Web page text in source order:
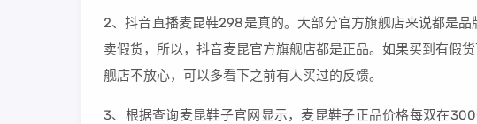
2、抖音直播麦昆鞋298是真的。大部分官方旗舰店来说都是
卖假货，所以，抖音麦昆官方旗舰店都是正品。如果买到有假
舰店不放心，可以多看下之前有人买过的反馈。
3、根据查询麦昆鞋子官网显示，麦昆鞋子正品价格每双在